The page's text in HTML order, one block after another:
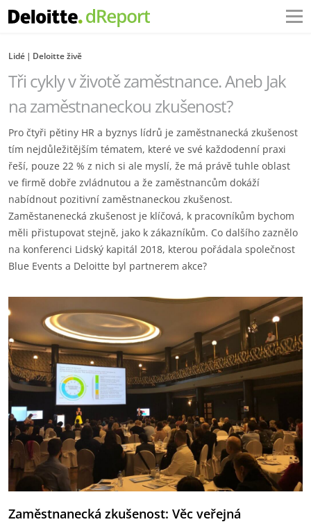
Lidé Deloitte živě
Tři cykly v životě zaměstnance. Aneb Jak
na zaměstnaneckou zkušenost?
Pro čtyři pětiny HR a byznys lídrů je zaměstnanecká zkušenost
tím nejdůležitějším tématem, které ve své každodenní praxi
řeší, pouze 22 % z nich si ale myslí, že má právě tuhle oblast
ve firmě dobře zvládnutou a že zaměstnancům dokáží
nabídnout pozitivní zaměstnaneckou zkušenost.
Zaměstanenecká zkušenost je klíčová, k pracovníkům bychom
měli přistupovat stejně, jako k zákazníkům. Co dalšího zaznělo
na konferenci Lidský kapitál 2018, kterou pořádala společnost
Blue Events a Deloitte byl partnerem akce?
Zaměstnanecká zkušenost: Věc veřejná